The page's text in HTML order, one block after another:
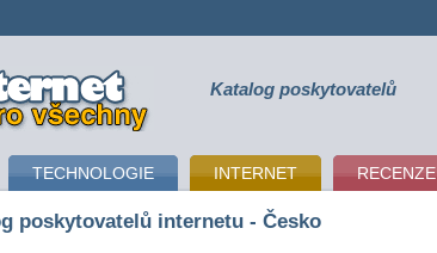
internetu Katalog poskytovatelů
TECHNOLOGIE INTERNET RECENZE
poskytovatelů internetu - Česko